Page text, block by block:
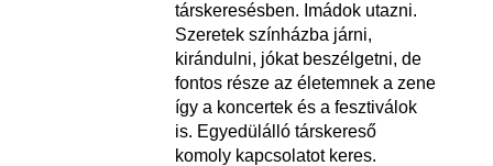
társkeresésben. Imádok utazni.
Szeretek színházba járni,
kirándulni, jókat beszélgetni, de
fontos része az életemnek a zene
így a koncertek és a fesztiválok
is. Egyedülálló társkereső
komoly kapcsolatot keres.